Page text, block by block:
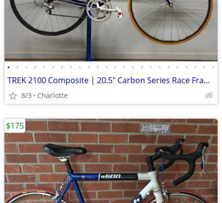
• • • • • • • • • • • • • • • • • • • • • • • •
TREK 2100 Composite | 20.5" Carbon Series Race Frame | Shimano105 |
8/3 Charlotte
$175